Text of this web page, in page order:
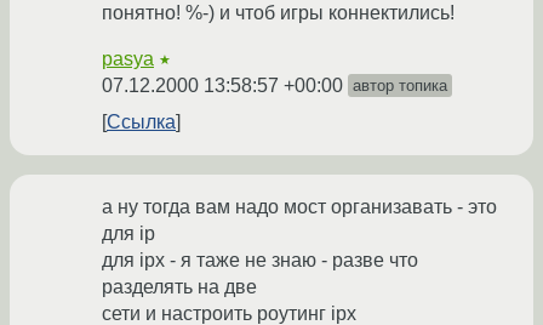
понятно! %-) и чтоб игры коннектились!
pasya ★
07.12.2000 13:58:57 +00:00 автор топика
Ссылка
а ну тогда вам надо мост организавать - это
для ip
для ipx - я таже не знаю - разве что
разделять на две
сети и настроить роутинг ipx